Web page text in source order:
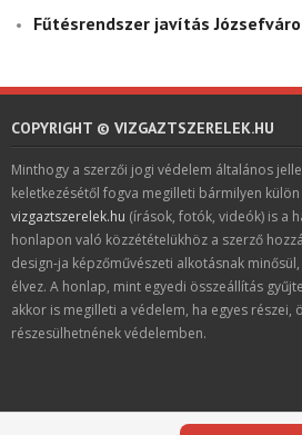
Fűtésrendszer javítás
COPYRIGHT © VIZGAZTSZERELEK.HU
Minthogy a szerzői jogi védelem általános
keletkezésétől fogva megilleti bármilyen
vizgaztszerelek.hu (írások, fotók, videók) is a
honlapon való közzétételükhöz a szerző
design-ja képzőművészeti alkotásnak
élvez. A honlap, mint egyedi összeállítás
akkor is megilleti a védelem, ha egyes részei,
részesülhetnének védelemben.